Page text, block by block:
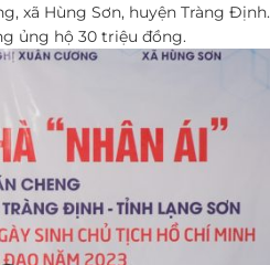
xã Hùng Sơn, huyện Tràng
ủng hộ 30 triệu đồng.